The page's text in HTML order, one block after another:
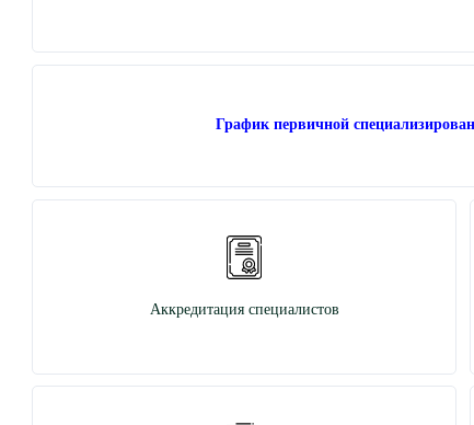
График первичной
Аккредитация специалистов